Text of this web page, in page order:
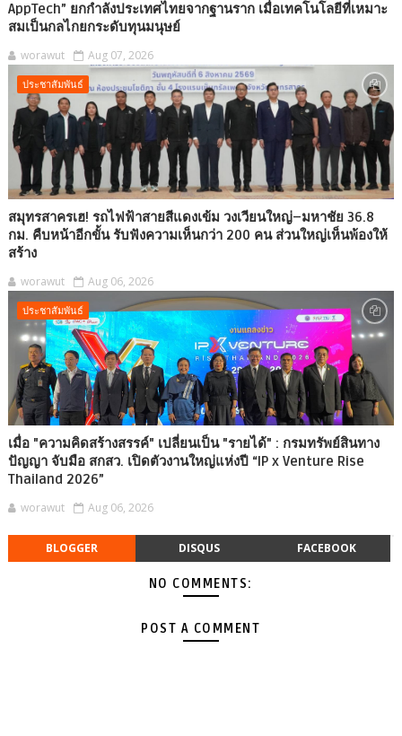
AppTech”​ ยกกำลังประเทศไทยจากฐานราก เมื่อเทคโนโลยีที่เหมาะ
สมเป็นกลไกยกระดับทุนมนุษย์
worawut Aug 07, 2026
ประชาสัมพันธ์
สมุทรสาครเฮ! รถไฟฟ้าสายสีแดงเข้ม วงเวียนใหญ่–มหาชัย 36.8
กม. คืบหน้าอีกขั้น รับฟังความเห็นกว่า 200 คน ส่วนใหญ่เห็นพ้องให้
สร้าง
worawut Aug 06, 2026
ประชาสัมพันธ์
เมื่อ "ความคิดสร้างสรรค์" เปลี่ยนเป็น "รายได้" : กรมทรัพย์สินทาง
ปัญญา จับมือ สกสว. เปิดตัวงานใหญ่แห่งปี “IP x Venture Rise
Thailand 2026”
worawut Aug 06, 2026
BLOGGER DISQUS FACEBOOK
NO COMMENTS:
POST A COMMENT